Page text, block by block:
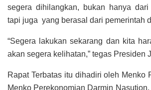
segera dihilangkan, bukan hanya dari
tapi juga yang berasal dari pemerintah
“Segera lakukan sekarang dan kita
akan segera kelihatan,” tegas Presiden
Rapat Terbatas itu dihadiri oleh Menko
Menko Perekonomian Darmin